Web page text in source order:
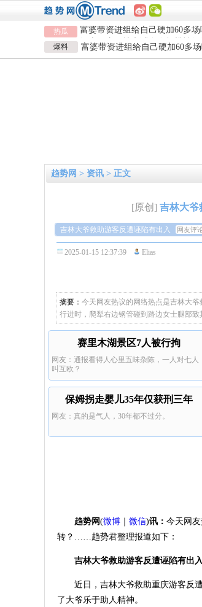
热瓜
河南重大刑案嫌疑人逃窜时伤害
人
富婆带资进组给自己硬加60多场
戏
河南三支一扶考试存在规模性组
作弊犯罪
河南重大刑案嫌疑人逃窜时伤害
人
富婆带资进组给自己硬加60多场
爆料
富婆带资进组给自己硬加60多
男演员钟宇飞崩溃自曝遇富婆
趋势网 > 资讯 > 正文
[原创] 吉林大爷
吉林大爷救助游客反遭诬陷有出入 网友评
2025-01-15 12:37:39 Elias
摘要： 今天网友热议的网络热点是吉林大
行进时，爬犁右边钢管碰到路边女士腿部致
赛里木湖景区7人被行拘
网友：通报看得人心里五味杂陈，一人对七人
叫互欧？
保姆拐走婴儿35年仅获刑三年
网友：真的是气人，30年都不过分。
趋势网(微博 微信)讯： 今天网
转？……趋势君整理报道如下：
吉林大爷救助游客反遭诬陷有出入
近日，吉林大爷救助重庆游客反
了大爷乐于助人精神。